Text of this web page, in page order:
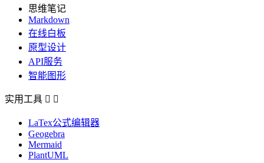
思维笔记
Markdown
在线白板
原型设计
API服务
智能图形
实用工具  
LaTex公式编辑器
Geogebra
Mermaid
PlantUML